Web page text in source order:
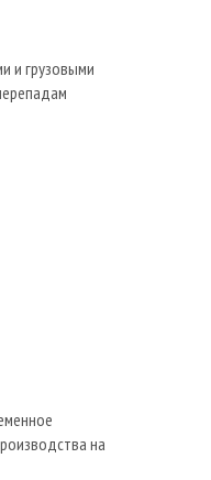
и грузовыми
на